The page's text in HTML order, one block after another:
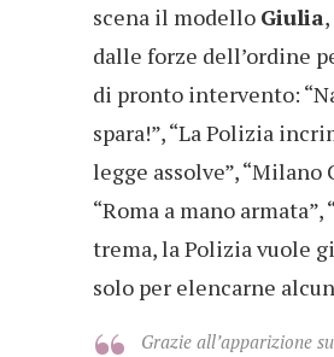
scena il modello Giulia
dalle forze dell’ordine
di pronto intervento:
spara!”, “La Polizia
legge assolve”, “Milano
“Roma a mano armata”,
trema, la Polizia vuole
solo per elencarne
Grazie all’apparizione